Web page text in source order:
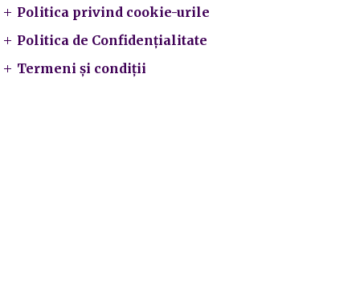
Politica privind cookie-urile
Politica de Confidențialitate
Termeni și condiții